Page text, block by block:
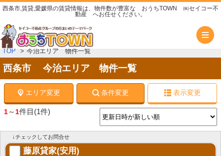
西条市,賃貸,愛媛県の賃貸情報は、物件数が豊富な おうちTOWN ㈱セイコー不
動産 へお任せください。
TOP 今治エリア 物件一覧
西条市 今治エリア 物件一覧
エリア変更 条件変更 表示変更
1～1件目 (1件)
↓チェックしてお問合せ
藤原貸家(安用)